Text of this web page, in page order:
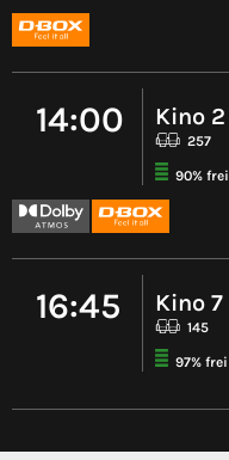
14:00 Kino 2
257
90% frei
16:45 Kino 7
145
97% frei